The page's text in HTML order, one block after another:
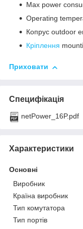
Max power
Operating
Копрус outdoor
Кріплення
Приховати
Специфікація
netPower_16P.pdf
Характеристики
Основні
Виробник
Країна виробник
Тип комутатора
Тип портів